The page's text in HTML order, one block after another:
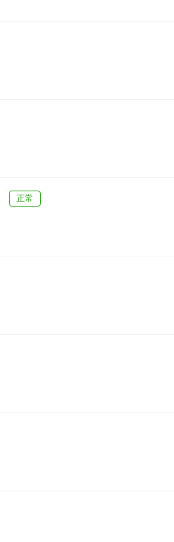
正常